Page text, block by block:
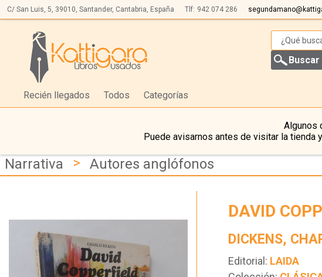
C/ San Luis, 5, 39010, Santander, Cantabria, España Tlf: 942 074 286
Recién llegados Todos Categorías
Algunos
Puede avisarnos antes de visitar la
Narrativa > Autores anglófonos
DAVID
DICKENS,
Editorial: LAIDA